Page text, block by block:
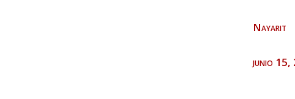
Nayarit
junio 15,